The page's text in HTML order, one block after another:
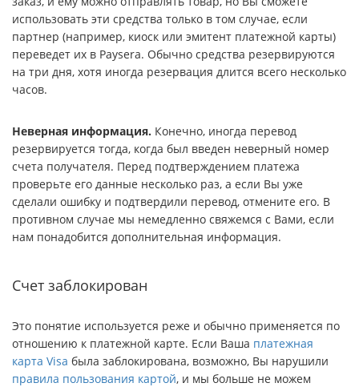
использовать эти средства только в том случае, если
партнер (например, киоск или эмитент платежной карты)
переведет их в Paysera. Обычно средства резервируются
на три дня, хотя иногда резервация длится всего несколько
часов.
Неверная информация. Конечно, иногда перевод
резервируется тогда, когда был введен неверный номер
счета получателя. Перед подтверждением платежа
проверьте его данные несколько раз, а если Вы уже
сделали ошибку и подтвердили перевод, отмените его. В
противном случае мы немедленно свяжемся с Вами, если
нам понадобится дополнительная информация.
Счет заблокирован
Это понятие используется реже и обычно применяется по
отношению к платежной карте. Если Ваша платежная
карта Visa была заблокирована, возможно, Вы нарушили
правила пользования картой, и мы больше не можем